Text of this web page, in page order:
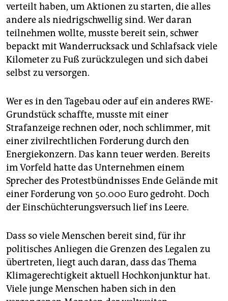
epaper login
verteilt haben, um Aktionen zu starten, die alles
andere als niedrigschwellig sind. Wer daran
teilnehmen wollte, musste bereit sein, schwer
bepackt mit Wanderrucksack und Schlafsack viele
Kilometer zu Fuß zurückzu­legen und sich dabei
selbst zu versorgen.
Wer es in den Tagebau oder auf ein anderes RWE-
Grundstück schaffte, musste mit einer
Strafanzeige rechnen oder, noch schlimmer, mit
einer zivilrechtlichen Forderung durch den
Energiekonzern. Das kann teuer werden. Bereits
im Vorfeld hatte das Unternehmen einem
Sprecher des Protestbündnisses Ende Gelände mit
einer Forderung von 50.000 Euro gedroht. Doch
der Einschüchterungsversuch lief ins Leere.
Dass so viele Menschen bereit sind, für ihr
politisches Anliegen die Grenzen des Legalen zu
übertreten, liegt auch daran, dass das Thema
Klimagerechtigkeit aktuell Hochkonjunktur hat.
Viele junge Menschen haben sich in den